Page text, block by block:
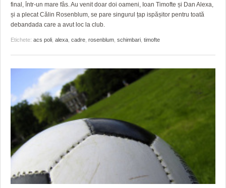
final, într-un mare fâs. Au venit doar doi oameni, Ioan Timofte și Dan Alexa,
și a plecat Călin Rosenblum, se pare singurul țap ispășitor pentru toată
debandada care a avut loc la club.
Etichete: acs poli alexa cadre rosenblum schimbari timofte